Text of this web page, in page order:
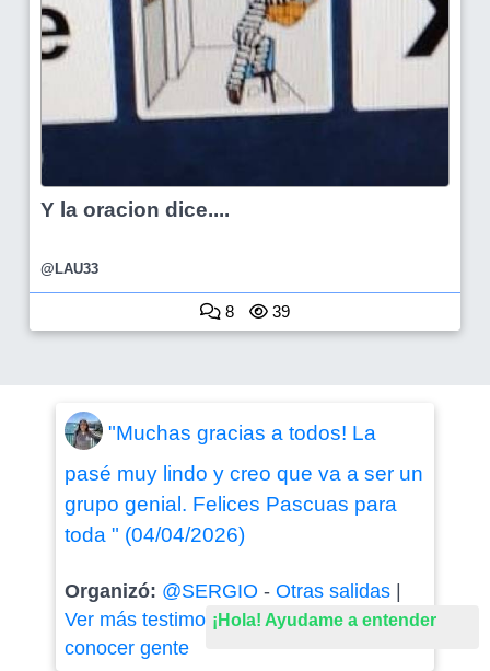
¡Hola! Ayudame a entender
Y la oracion dice....
@LAU33
8 39
"Muchas gracias a todos! La
pasé muy lindo y creo que va a ser un
grupo genial. Felices Pascuas para
toda " (04/04/2026)
Organizó: @SERGIO - Otras salidas|
Ver más testimonios de encuentros para
conocer gente